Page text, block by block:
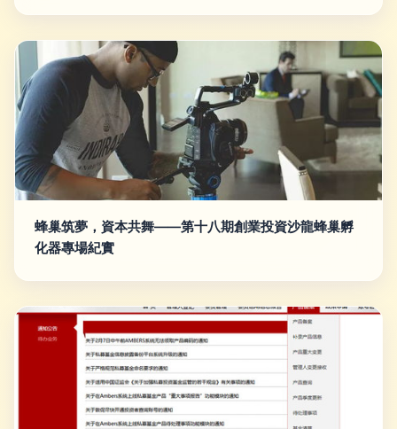
蜂巢筑夢，資本共舞——第十八期創業投資沙龍蜂巢孵
化器專場紀實